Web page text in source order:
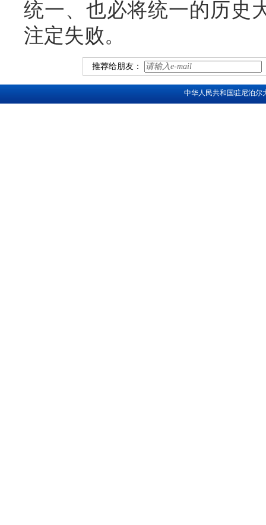
统一、也必将统一的历史
注定失败。
推荐给朋友：
中华人民共和国驻尼泊尔